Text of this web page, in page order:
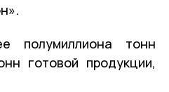
полумиллиона тонн
готовой продукции,